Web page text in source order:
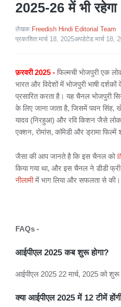
2025-26 में भी रहेगा
लेखक: Freedish Hindi Editorial Team
प्रकाशित:मार्च 18, 2025अपडेटेड:मार्च 18,
फ़रवरी 2025 - फिल्मची भोजपुरी एक
भारत और विदेशों में भोजपुरी भाषी दर्शकों
प्रसारित करता है। यह चैनल भोजपुरी
के लिए जाना जाता है, जिसमें पवन सिंह,
यादव (निरहुआ) और रवि किशन जैसे
एक्शन, रोमांस, कॉमेडी और ड्रामा फिल्में
जैसा की आप जानते है कि इस चैनल को
किया गया था, और इस चैनल ने डीडी फ्री
नीलामीमें भाग लिया और सफलता से की।
FAQs -
आईपीएल 2025 कब शुरू होगा?
आईपीएल 2025 22 मार्च, 2025 को शुरू
क्या आईपीएल 2025 में 12 टीमें